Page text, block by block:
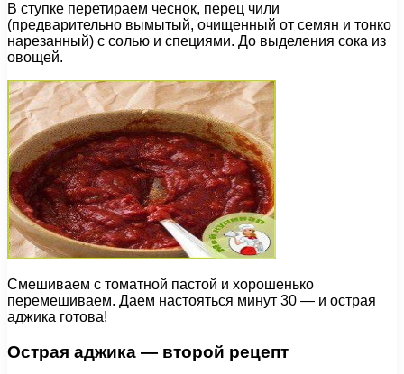
В ступке перетираем чеснок, перец чили
(предварительно вымытый, очищенный от семян и тонко
нарезанный) с солью и специями. До выделения сока из
овощей.
Смешиваем с томатной пастой и хорошенько
перемешиваем. Даем настояться минут 30 — и острая
аджика готова!
Острая аджика — второй рецепт